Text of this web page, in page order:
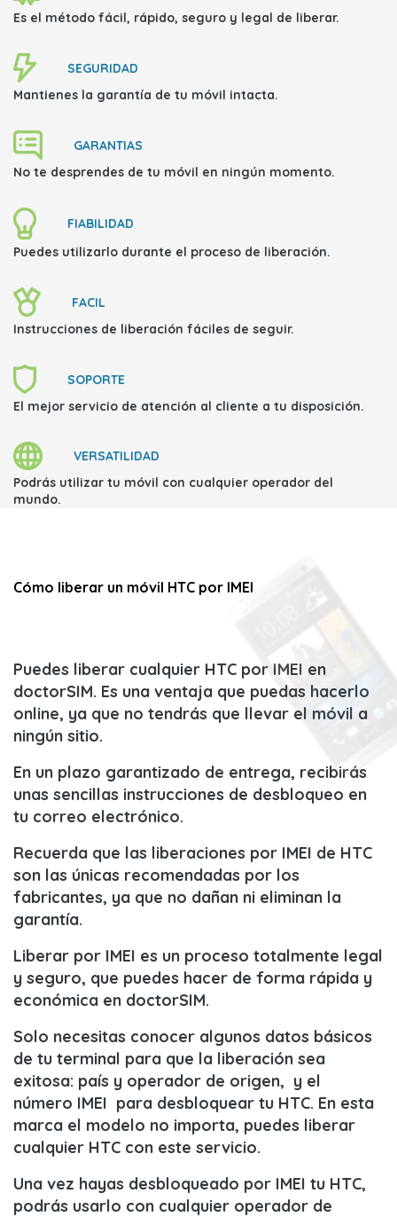
Es el método fácil, rápido, seguro y legal de liberar.
SEGURIDAD
Mantienes la garantía de tu móvil intacta.
GARANTIAS
No te desprendes de tu móvil en ningún momento.
FIABILIDAD
Puedes utilizarlo durante el proceso de liberación.
FACIL
Instrucciones de liberación fáciles de seguir.
SOPORTE
El mejor servicio de atención al cliente a tu disposición.
VERSATILIDAD
Podrás utilizar tu móvil con cualquier operador del
mundo.
Cómo liberar un móvil HTC por IMEI
Puedes liberar cualquier HTC por IMEI en
doctorSIM. Es una ventaja que puedas hacerlo
online, ya que no tendrás que llevar el móvil a
ningún sitio.
En un plazo garantizado de entrega, recibirás
unas sencillas instrucciones de desbloqueo en
tu correo electrónico.
Recuerda que las liberaciones por IMEI de HTC
son las únicas recomendadas por los
fabricantes, ya que no dañan ni eliminan la
garantía.
Liberar por IMEI es un proceso totalmente legal
y seguro, que puedes hacer de forma rápida y
económica en doctorSIM.
Solo necesitas conocer algunos datos básicos
de tu terminal para que la liberación sea
exitosa: país y operador de origen, y el
número IMEI para desbloquear tu HTC. En esta
marca el modelo no importa, puedes liberar
cualquier HTC con este servicio.
Una vez hayas desbloqueado por IMEI tu HTC,
podrás usarlo con cualquier operador de